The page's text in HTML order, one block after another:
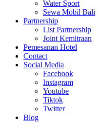
Water Sport
Sewa Mobil Bali
Partnership
List Partnership
Joint Kemitraan
Pemesanan Hotel
Contact
Social Media
Facebook
Instagram
Youtube
Tiktok
Twitter
Blog